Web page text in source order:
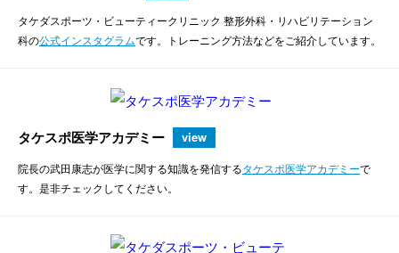
タケダスポーツ・ビューティークリニック 整形外科・リハビリテーション
科の公式インスタグラムです。トレーニング方法などをご紹介しています。
タケスポ医学アカデミー view
院長の武田康志が医学に関する知識を発信するタケスポ医学アカデミーで
す。是非チェックしてください。